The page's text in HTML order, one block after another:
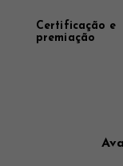
Certificação e
premiação